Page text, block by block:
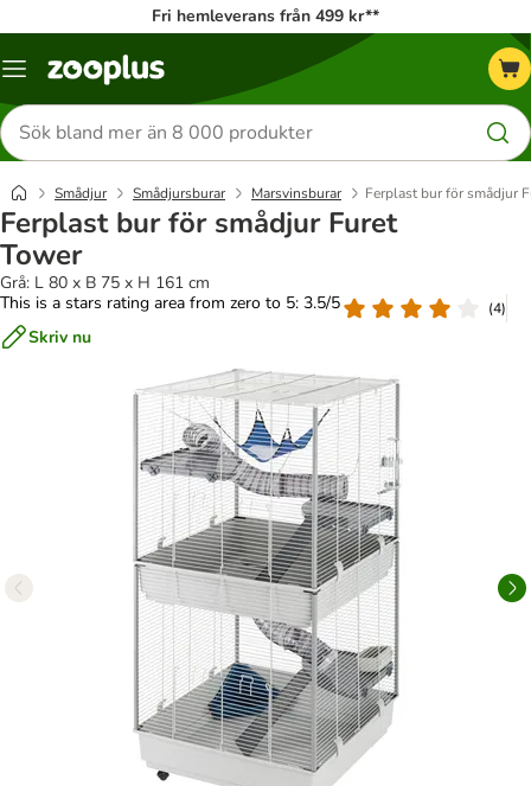
Fri hemleverans från 499 kr**
Katalogmeny
Sök
efter
produkter
Smådjur Smådjursburar Marsvinsburar Ferplast bur för smådjur
Ferplast bur för smådjur Furet
Tower
Grå: L 80 x B 75 x H 161 cm
This is a stars rating area from zero to 5: 3.5/5
(4)
Skriv nu